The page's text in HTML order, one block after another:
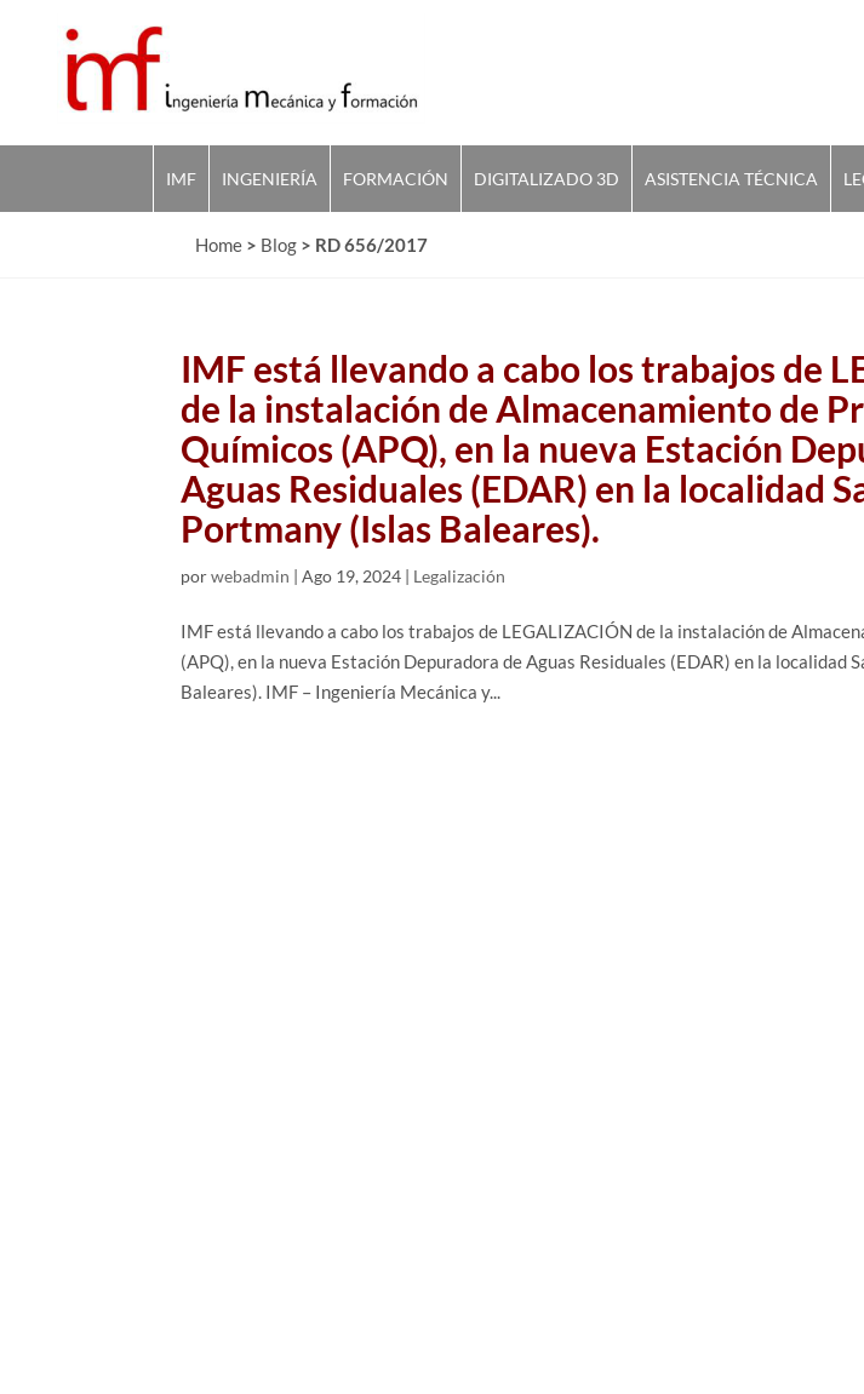
IMF INGENIERÍA FORMACIÓN DIGITALIZADO 3D ASISTENCIA TÉCNICA
Home > Blog > RD 656/2017
IMF está llevando a cabo los trabajos de
de la instalación de Almacenamiento de
Químicos (APQ), en la nueva Estación
Aguas Residuales (EDAR) en la localidad
Portmany (Islas Baleares).
porwebadmin |Ago 19, 2024 | Legalización
IMF está llevando a cabo los trabajos de LEGALIZACIÓN de la instalación de
(APQ), en la nueva Estación Depuradora de Aguas Residuales (EDAR) en la localidad
Baleares). IMF – Ingeniería Mecánica y...